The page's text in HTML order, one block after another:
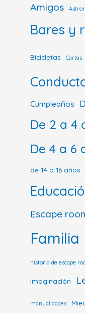
Amigos
Bares y
Bicicletas Cartas
Cumpleaños
De 2 a 4
De 4 a 6
de 14 a 16 años
Escape
Familia
historia de escape
Imaginación
manualidades